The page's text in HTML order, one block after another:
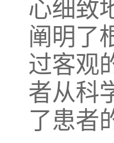
心细致
阐明了
过客观
者从科
了患者